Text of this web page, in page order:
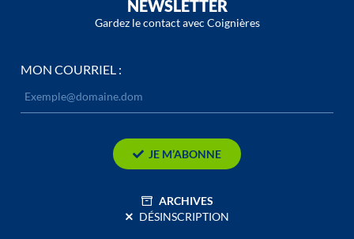
NEWSLETTER
Gardez le contact avec Coignières
MON COURRIEL :
JE M’ABONNE
ARCHIVES
DÉSINSCRIPTION